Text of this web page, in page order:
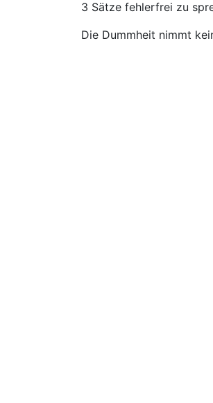
3 Sätze fehlerfrei zu
Die Dummheit nimmt